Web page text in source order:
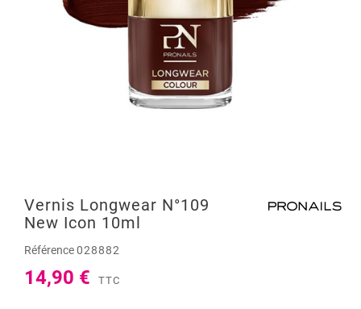
Vernis Longwear N°109
New Icon 10ml
Référence028882
14,90 € TTC